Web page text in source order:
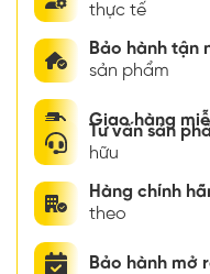
thực tế
Bảo hành tận
sản phẩm
Giao hàng
Tư vấn sản
hữu
Hàng chính
theo
Bảo hành mở